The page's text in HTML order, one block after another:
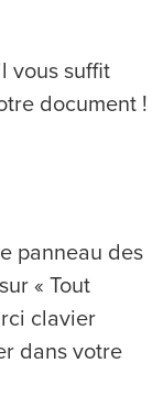
vous suffit
document !
panneau des
« Tout
clavier
dans votre